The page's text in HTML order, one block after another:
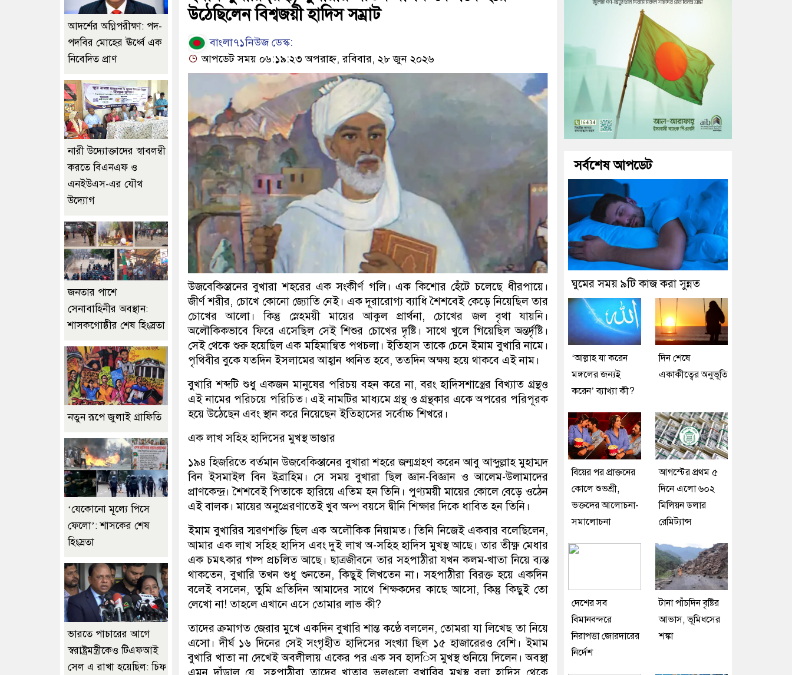
উঠেছিলেন বিশ্বজয়ী হাদিস সম্রাট
বাংলা৭১নিউজ ডেস্ক:
আপডেট সময় ০৬:১৯:২৩ অপরাহ্ন, রবিবার, ২৮ জুন ২০২৬
উজবেকিস্তানের বুখারা শহরের এক সংকীর্ণ গলি। এক কিশোর হেঁটে চলেছে ধীরপায়ে।
জীর্ণ শরীর, চোখে কোনো জ্যোতি নেই। এক দূরারোগ্য ব্যাধি শৈশবেই কেড়ে নিয়েছিল তার
চোখের আলো। কিন্তু স্নেহময়ী মায়ের আকুল প্রার্থনা, চোখের জল বৃথা যায়নি।
অলৌকিকভাবে ফিরে এসেছিল সেই শিশুর চোখের দৃষ্টি। সাথে খুলে গিয়েছিল অন্তর্দৃষ্টি।
সেই থেকে শুরু হয়েছিল এক মহিমান্বিত পথচলা। ইতিহাস তাকে চেনে ইমাম বুখারি নামে।
পৃথিবীর বুকে যতদিন ইসলামের আহ্বান ধ্বনিত হবে, ততদিন অক্ষয় হয়ে থাকবে এই নাম।
বুখারি শব্দটি শুধু একজন মানুষের পরিচয় বহন করে না, বরং হাদিসশাস্ত্রের বিখ্যাত গ্রন্থও
এই নামের পরিচয়ে পরিচিত। এই নামটির মাধ্যমে গ্রন্থ ও গ্রন্থকার একে অপরের পরিপূরক
হয়ে উঠেছেন এবং স্থান করে নিয়েছেন ইতিহাসের সর্বোচ্চ শিখরে।
এক লাখ সহিহ হাদিসের মুখস্থ ভাণ্ডার
১৯৪ হিজরিতে বর্তমান উজবেকিস্তানের বুখারা শহরে জন্মগ্রহণ করেন আবু আব্দুল্লাহ মুহাম্মদ
বিন ইসমাইল বিন ইব্রাহিম। সে সময় বুখারা ছিল জ্ঞান-বিজ্ঞান ও আলেম-উলামাদের
প্রাণকেন্দ্র। শৈশবেই পিতাকে হারিয়ে এতিম হন তিনি। পুণ্যময়ী মায়ের কোলে বেড়ে ওঠেন
এই বালক। মায়ের অনুপ্রেরণাতেই খুব অল্প বয়সে দ্বীনি শিক্ষার দিকে ধাবিত হন তিনি।
ইমাম বুখারির স্মরণশক্তি ছিল এক অলৌকিক নিয়ামত। তিনি নিজেই একবার বলেছিলেন,
আমার এক লাখ সহিহ হাদিস এবং দুই লাখ অ-সহিহ হাদিস মুখস্থ আছে। তার তীক্ষ্ণ মেধার
এক চমৎকার গল্প প্রচলিত আছে। ছাত্রজীবনে তার সহপাঠীরা যখন কলম-খাতা নিয়ে ব্যস্ত
থাকতেন, বুখারি তখন শুধু শুনতেন, কিছুই লিখতেন না। সহপাঠীরা বিরক্ত হয়ে একদিন
বলেই বসলেন, তুমি প্রতিদিন আমাদের সাথে শিক্ষকদের কাছে আসো, কিন্তু কিছুই তো
লেখো না! তাহলে এখানে এসে তোমার লাভ কী?
তাদের ক্রমাগত জেরার মুখে একদিন বুখারি শান্ত কণ্ঠে বললেন, তোমরা যা লিখেছ তা নিয়ে
এসো। দীর্ঘ ১৬ দিনের সেই সংগৃহীত হাদিসের সংখ্যা ছিল ১৫ হাজারেরও বেশি। ইমাম
বুখারি খাতা না দেখেই অবলীলায় একের পর এক সব হাদিস মুখস্থ শুনিয়ে দিলেন। অবস্থা
আদর্শের অগ্নিপরীক্ষা: পদ-
পদবির মোহের ঊর্ধ্বে এক
নিবেদিত প্রাণ
নারী উদ্যোক্তাদের স্বাবলম্বী
করতে বিএনএফ ও
এনইউএস-এর যৌথ
উদ্যোগ
জনতার পাশে
সেনাবাহিনীর অবস্থান:
শাসকগোষ্ঠীর শেষ হিংস্রতা
নতুন রূপে জুলাই গ্রাফিতি
‘যেকোনো মূল্যে পিসে
ফেলো’: শাসকের শেষ
হিংস্রতা
ভারতে পাচারের আগে
স্বরাষ্ট্রমন্ত্রীকেও টিএফআই
সেল এ রাখা হয়েছিল: চিফ
সর্বশেষ আপডেট
ঘুমের সময় ৯টি কাজ করা সুন্নত
‘আল্লাহ যা করেন
মঙ্গলের জন্যই
করেন’ ব্যাখ্যা কী?
দিন শেষে
একাকীত্বের অনুভূতি
বিয়ের পর প্রাক্তনের
কোলে শুভশ্রী,
ভক্তদের আলোচনা-
সমালোচনা
আগস্টের প্রথম ৫
দিনে এলো ৬০২
মিলিয়ন ডলার
রেমিট্যান্স
দেশের সব
বিমানবন্দরে
নিরাপত্তা জোরদারের
নির্দেশ
টানা পাঁচদিন বৃষ্টির
আভাস, ভূমিধসের
শঙ্কা